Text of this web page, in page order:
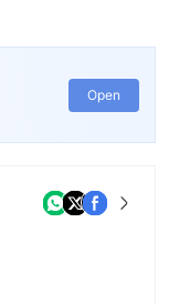
Open